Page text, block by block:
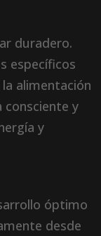
duradero.
específicos
alimentación
consciente y
y
óptimo
desde